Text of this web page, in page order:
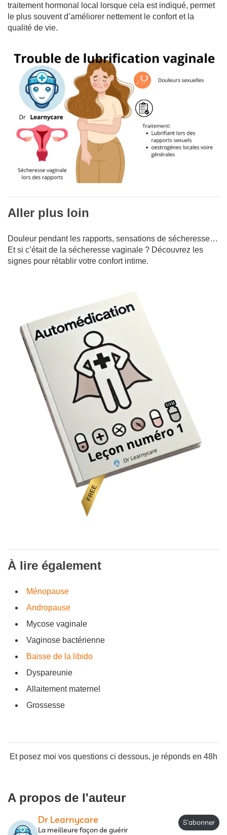
traitement hormonal local lorsque cela est indiqué, permet
le plus souvent d’améliorer nettement le confort et la
qualité de vie.
Aller plus loin
Douleur pendant les rapports, sensations de sécheresse…
Et si c’était de la sécheresse vaginale ? Découvrez les
signes pour rétablir votre confort intime.
À lire également
Ménopause
Andropause
Mycose vaginale
Vaginose bactérienne
Baisse de la libido
Dyspareunie
Allaitement maternel
Grossesse
Et posez moi vos questions ci dessous, je réponds en 48h
A propos de l'auteur
Dr Learnycare
La meilleure façon de guérir
S'abonner